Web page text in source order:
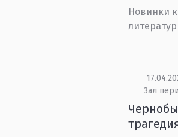
Новинки
Зал